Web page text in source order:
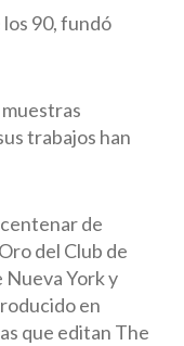
los 90, fundó
trabajos han
de
del Club de
York y
en
que editan The